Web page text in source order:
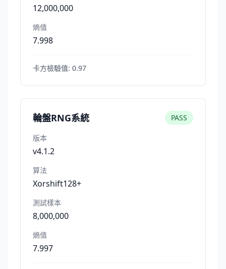
12,000,000
熵值
7.998
卡方檢驗值: 0.97
輪盤RNG系統 PASS
版本
v4.1.2
算法
Xorshift128+
測試樣本
8,000,000
熵值
7.997